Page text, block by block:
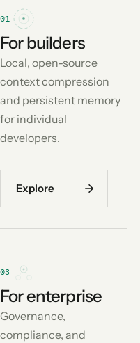
01
For builders
Local, open-source
context compression
and persistent memory
for individual
developers.
Explore
03
For enterprise
Governance,
compliance, and